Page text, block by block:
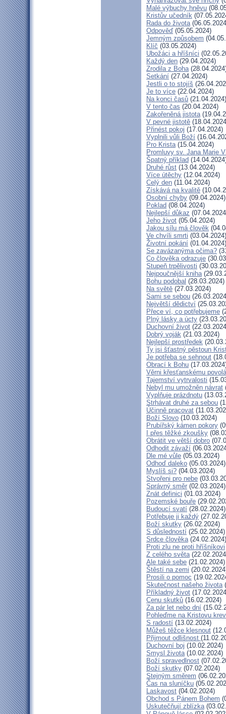
Malé výbuchy hněvu
Kristův učedník
Rada do života
Odpověď (05.05.2024)
Jemným způsobem
Klíč (03.05.2024)
Ubožáci a hříšníci
Každý den (29.04.2024)
Zrodila z Boha
Setkání (27.04.2024)
Jestli o to stojíš
Je to více (22.04.2024)
Na konci časů (21.04.2024)
V tento čas (20.04.2024)
Zakořeněná jistota
V pevné jistotě
Přinést pokoj (17.04.2024)
Vyplnili vůli Boží
Pro Krista(15.04.2024)
Promluvy sv. Jana Marie
Špatný příklad
Druhé růst (13.04.2024)
Více útěchy (12.04.2024)
Celý den (11.04.2024)
Získává na kvalitě
Osobní chyby (09.04.2024)
Poklad (08.04.2024)
Nejlepší důkaz
Jeho život (05.04.2024)
Jakou sílu má člověk
Ve chvíli smrti (03.04.2024)
Životní pokání (01.04.2024)
Se zavázanýma očima?
Co člověka odrazuje
Stupeň trpělivosti
Nejpoučnější kniha
Bohu podobal (28.03.2024)
Na světě (27.03.2024)
Sami se sebou
Největší dědictví
Přece ví, co potřebujeme
Plný lásky a úcty
Duchovní život
Dobrý voják (21.03.2024)
Nejlepší prostředek
Ty jsi šťastný pěstoun
Je potřeba se sehnout
Obrací k Bohu
Věrni křesťanskému
Tajemství vytrvalosti
Nebyl mu umožněn návrat
Vyplňuje prázdnotu
Strhávat druhé za sebou
Účinně pracovat
Boží Slovo (10.03.2024)
Prubířský kámen pokory
I přes těžké zkoušky
Obrátit ve větší dobro
Odhodit závaží
Dle mé vůle (05.03.2024)
Odhoď daleko (05.03.2024)
Myslíš si? (04.03.2024)
Stvořeni pro nebe
Správný směr (02.03.2024)
Znát definici (01.03.2024)
Pozemské bouře
Budoucí svatí (28.02.2024)
Potřebuje ji každý
Boží skutky (26.02.2024)
S důsledností (25.02.2024)
Srdce člověka(24.02.2024)
Proti zlu ne proti hříšníkovi
Z celého světa
Ale také sebe (21.02.2024)
Štěstí na zemi
Prosili o pomoc
Skutečnost našeho života
Příkladný život
Cenu skutků (16.02.2024)
Za pár let nebo dní
Pohleďme na Kristovu krev
S radostí (13.02.2024)
Můžeš těžce klesnout
Přijmout odlišnost
Duchovní boj (10.02.2024)
Smysl života(10.02.2024)
Boží spravedlnost
Boží skutky (07.02.2024)
Stejným směrem
Čas na sluníčku
Laskavost (04.02.2024)
Obchod s Pánem Bohem
Uskutečňují zblízka